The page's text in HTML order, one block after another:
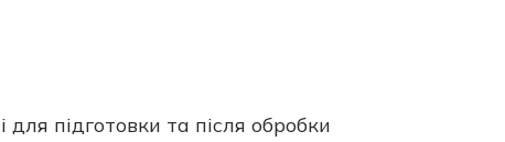
для підготовки та після обробки